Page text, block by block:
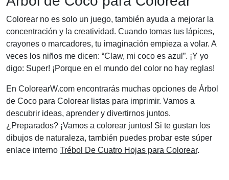
Colorear no es solo un juego, también ayuda a mejorar la
concentración y la creatividad. Cuando tomas tus lápices,
crayones o marcadores, tu imaginación empieza a volar. A
veces los niños me dicen: “Claw, mi coco es azul”. ¡Y yo
digo: Super! ¡Porque en el mundo del color no hay reglas!
En ColorearW.com encontrarás muchas opciones de Árbol
de Coco para Colorear listas para imprimir. Vamos a
descubrir ideas, aprender y divertirnos juntos.
¿Preparados? ¡Vamos a colorear juntos! Si te gustan los
dibujos de naturaleza, también puedes probar este súper
enlace interno Trébol De Cuatro Hojas para Colorear.